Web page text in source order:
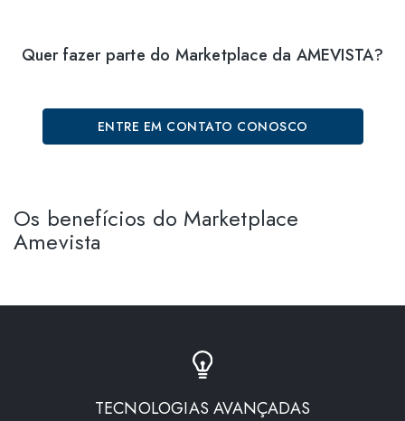
Quer fazer parte do Marketplace da AMEVISTA?
ENTRE EM CONTATO CONOSCO
Os benefícios do Marketplace
Amevista
TECNOLOGIAS AVANÇADAS